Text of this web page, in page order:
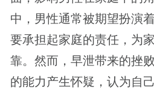
中，男性通常被期望扮演
要承担起家庭的责任，为
靠。然而，早泄带来的挫
的能力产生怀疑，认为自